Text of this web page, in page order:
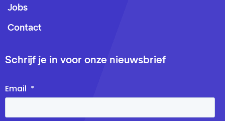
Jobs
Contact
Schrijf je in voor onze nieuwsbrief
Email *